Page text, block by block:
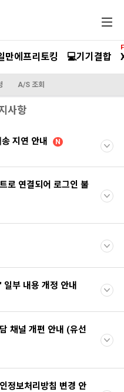
메
만에프리토킹 💻기기결합
A/S 조회
사항
지연 안내
N
로 연결되어 로그인 불
부 내용 개정 안내
채널 개편 안내 (유선
정보처리방침 변경 안